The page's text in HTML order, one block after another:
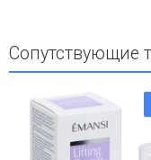
Сопутствующие